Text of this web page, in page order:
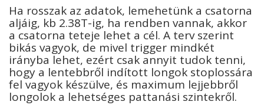
Ha rosszak az adatok, lemehetünk a csatorna
aljáig, kb 2.38T-ig, ha rendben vannak, akkor
a csatorna teteje lehet a cél. A terv szerint
bikás vagyok, de mivel trigger mindkét
irányba lehet, ezért csak annyit tudok tenni,
hogy a lentebbről indított longok stoplossára
fel vagyok készülve, és maximum lejjebbről
longolok a lehetséges pattanási szintekről.